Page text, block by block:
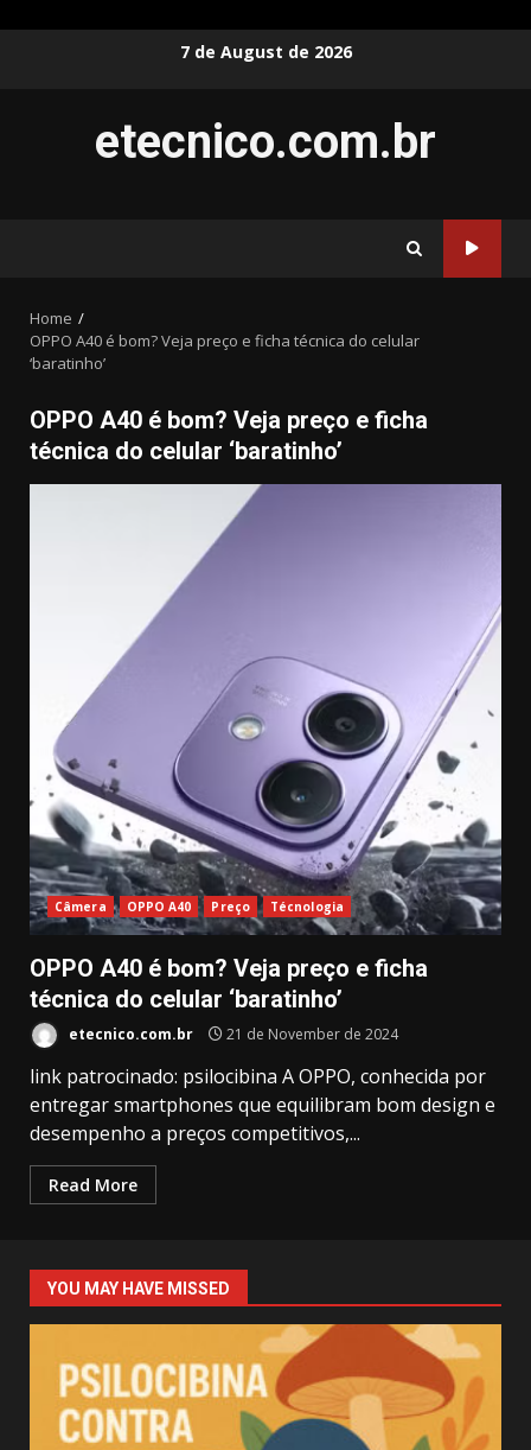
7 de August de 2026
etecnico.com.br
Home
OPPO A40 é bom? Veja preço e ficha técnica do celular
‘baratinho’
OPPO A40 é bom? Veja preço e ficha
técnica do celular ‘baratinho’
Câmera OPPO A40 Preço Técnologia
OPPO A40 é bom? Veja preço e ficha
técnica do celular ‘baratinho’
etecnico.com.br 21 de November de 2024
link patrocinado: psilocibina A OPPO, conhecida por
entregar smartphones que equilibram bom design e
desempenho a preços competitivos,...
Read More
YOU MAY HAVE MISSED